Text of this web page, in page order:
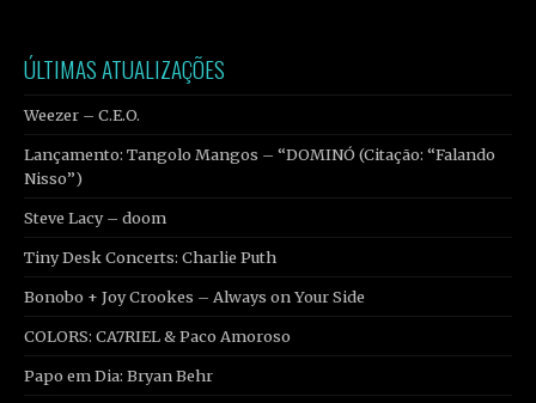
ÚLTIMAS ATUALIZAÇÕES
Weezer – C.E.O.
Lançamento: Tangolo Mangos – “DOMINÓ (Citação: “Falando
Nisso”)
Steve Lacy – doom
Tiny Desk Concerts: Charlie Puth
Bonobo + Joy Crookes – Always on Your Side
COLORS: CA7RIEL & Paco Amoroso
Papo em Dia: Bryan Behr